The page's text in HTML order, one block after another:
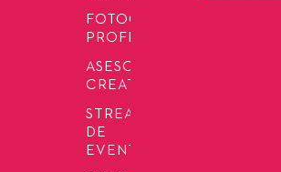
FOTOGRAFÍA
PROFESIONAL
ASESORÍA
CREATIVA
STREAMING
DE
EVENTOS